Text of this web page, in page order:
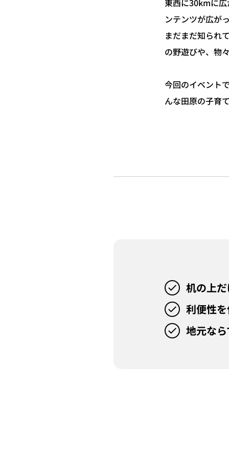
ンテンツが広が
まだまだ知られ
の野遊びや、物
今回のイベント
んな田原の子育
机の上
利便性
地元な